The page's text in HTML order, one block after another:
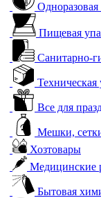
Одноразовая
Пищевая
Санитарно-
Техническая
Все для
Мешки,
Хозтовары
Медицинские
Бытовая